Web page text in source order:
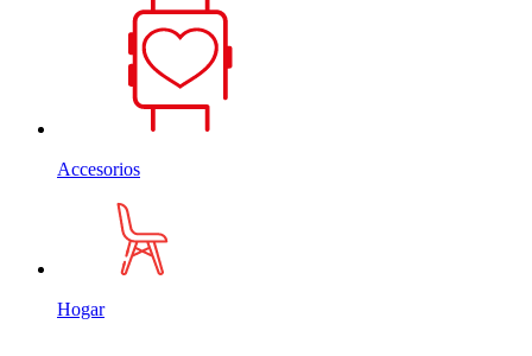
Accesorios
Hogar